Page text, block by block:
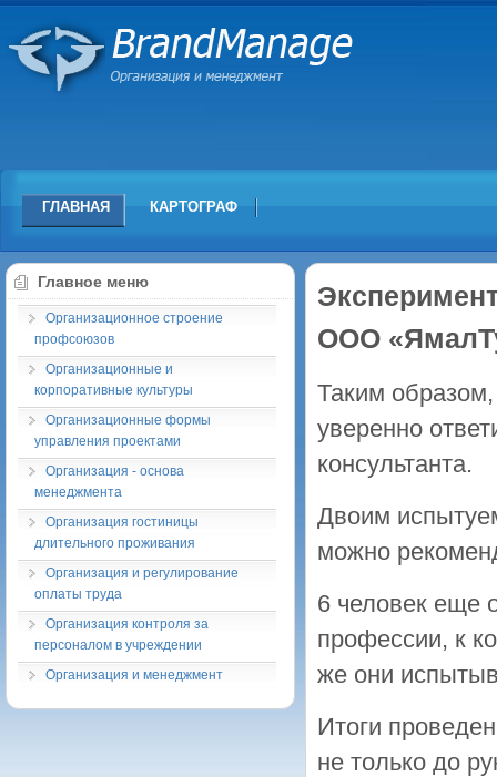
ГЛАВНАЯ КАРТОГРАФ
ООО
Таким
уверенно
консультанта.
Двоим
можно
6 человек еще
профессии, к
же они
Итоги
не только до
Главное меню
Организационное строение
профсоюзов
Организационные и
корпоративные культуры
Организационные формы
управления проектами
Организация - основа
менеджмента
Организация гостиницы
длительного проживания
Организация и регулирование
оплаты труда
Организация контроля за
персоналом в учреждении
Организация и менеджмент